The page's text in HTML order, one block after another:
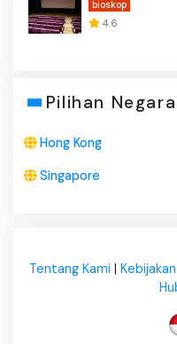
bioskop
4.6
Pilihan Negara
Hong Kong
Singapore
Tentang Kami